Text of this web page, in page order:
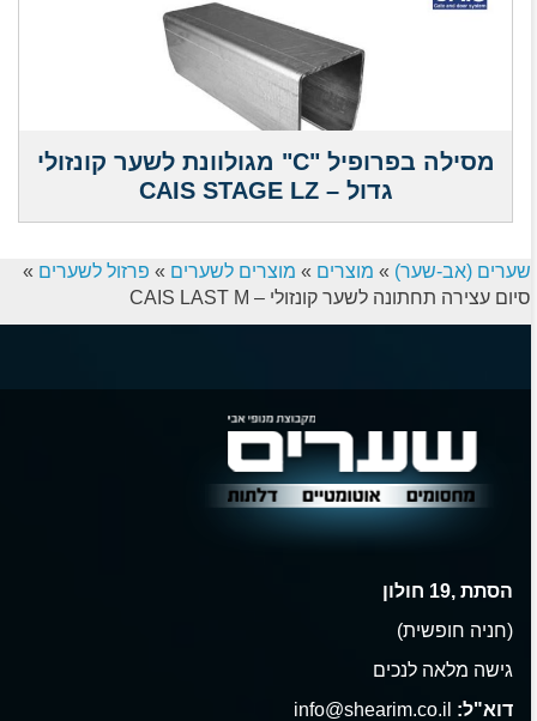
מסילה בפרופיל "C" מגולוונת לשער קונזולי
גדול – CAIS STAGE LZ
שערים (אב-שער) » מוצרים » מוצרים לשערים » פרזול לשערים »
סיום עצירה תחתונה לשער קונזולי – CAIS LAST M
הסתת ,19 חולון
(חניה חופשית)
גישה מלאה לנכים
דוא"ל: